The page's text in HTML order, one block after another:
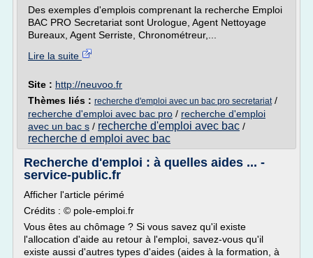
Des exemples d'emplois comprenant la recherche Emploi
BAC PRO Secretariat sont Urologue, Agent Nettoyage
Bureaux, Agent Serriste, Chronométreur,...
Lire la suite
Site : http://neuvoo.fr
Thèmes liés : recherche d'emploi avec un bac pro secretariat/
recherche d'emploi avec bac pro / recherche d'emploi
avec un bac s / recherche d'emploi avec bac /
recherche d emploi avec bac
Recherche d'emploi : à quelles aides ... -
service-public.fr
Afficher l'article périmé
Crédits : © pole-emploi.fr
Vous êtes au chômage ? Si vous savez qu'il existe
l'allocation d'aide au retour à l'emploi, savez-vous qu'il
existe aussi d'autres types d'aides (aides à la formation, à